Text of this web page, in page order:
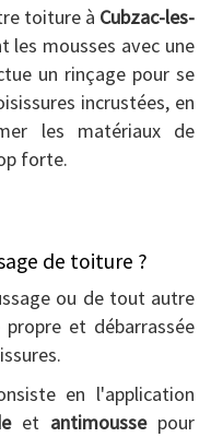
toiture à Cubzac-les-
les mousses avec une
un rinçage pour se
incrustées, en
les matériaux de
forte.
de toiture ?
ou de tout autre
et débarrassée
en l'application
et antimoussepour